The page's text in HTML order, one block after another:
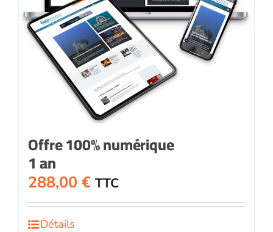
Offre 100% numérique
1 an
288,00 € TTC
Détails